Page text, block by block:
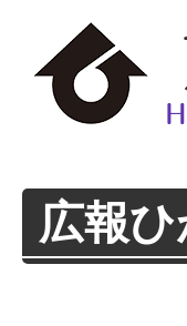
広報